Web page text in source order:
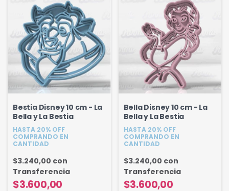
Bestia Disney 10 cm - La
Bella y La Bestia
HASTA 20% OFF
COMPRANDO EN
CANTIDAD
$3.600,00
$3.240,00 con
Transferencia
Bella Disney 10 cm - La
Bella y La Bestia
HASTA 20% OFF
COMPRANDO EN
CANTIDAD
$3.600,00
$3.240,00 con
Transferencia